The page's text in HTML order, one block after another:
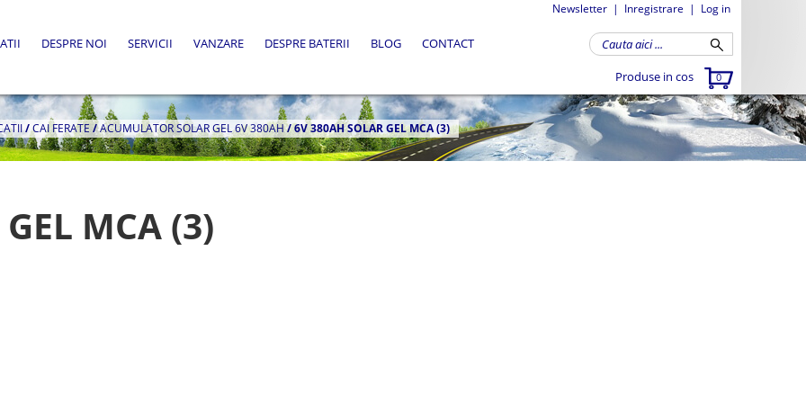
Newsletter | Inregistrare | Log in
Produse in cos 0
DESPRE NOI SERVICII VANZARE DESPRE BATERII BLOG CONTACT
/CAI FERATE/ACUMULATOR SOLAR GEL 6V 380AH/6V 380AH SOLAR GEL MCA (3)
MCA (3)